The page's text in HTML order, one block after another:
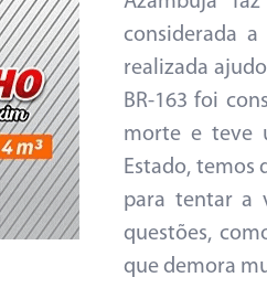
considerada
realizada
BR-163 foi
morte e teve
Estado, temos
para tentar a
questões,
que demora